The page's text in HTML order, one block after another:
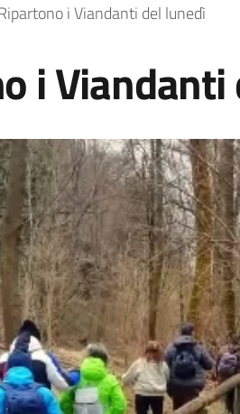
i Viandanti del lunedì
i